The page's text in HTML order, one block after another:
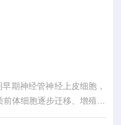
期神经管神经上皮细胞，
体细胞逐步迁移、增殖并
、保护 和营养轴突等功能